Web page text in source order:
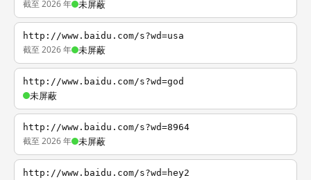
截至 2026 年 未屏蔽
http://www.baidu.com/s?wd=usa
截至 2026 年 未屏蔽
http://www.baidu.com/s?wd=god
未屏蔽
http://www.baidu.com/s?wd=8964
截至 2026 年 未屏蔽
http://www.baidu.com/s?wd=hey2